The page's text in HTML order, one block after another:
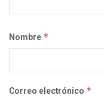
Nombre *
Correo electrónico *